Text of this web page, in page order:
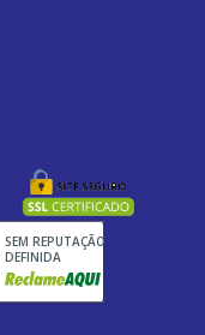
SEM REPUTAÇÃO
DEFINIDA